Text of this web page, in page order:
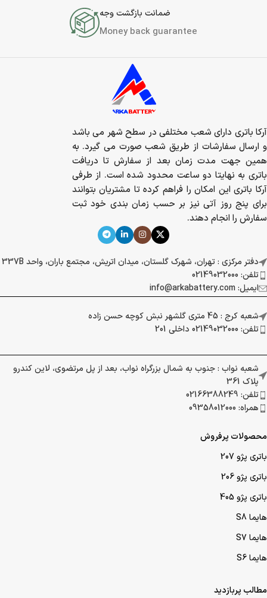
ضمانت بازگشت وجه
Money back guarantee
آرکا باتری دارای شعب مختلفی در سطح شهر می باشد
و ارسال سفارشات از طریق شعب صورت می گیرد. به
همین جهت مدت زمان بعد از سفارش تا دریافت
باتری به نهایتا دو ساعت محدود شده است. از طرفی
آرکا باتری این امکان را فراهم کرده تا مشتریان بتوانند
برای پنج روز آتی نیز بر حسب زمان بندی خود ثبت
سفارش را انجام دهند.
دفتر مرکزی : تهران، شهرک گلستان، میدان اتریش، مجتمع باران، واحد 337B
تلفن: 02149032000
ایمیل: info@arkabattery.com
شعبه کرج : 45 متری گلشهر نبش کوچه حسن زاده
تلفن: 02149032000 داخلی 201
شعبه نواب : جنوب به شمال بزرگراه نواب، بعد از پل مرتضوی، لاین کندرو
پلاک 361
تلفن: 02166388249
همراه: 09358012000
محصولات پرفروش
باتری پژو 207
باتری پژو 206
باتری پژو 405
هایما S8
هایما S7
هایما S6
مطالب پربازدید